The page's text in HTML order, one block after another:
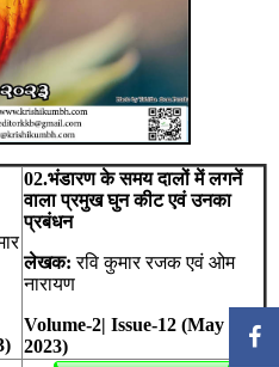
02.भंडारण के समय दालों में लगनें
वाला प्रमुख घुन कीट एवं उनका
प्रबंधन
लेखक: रवि कुमार रजक एवं ओम
नारायण
Volume-2| Issue-12 (May
2023)